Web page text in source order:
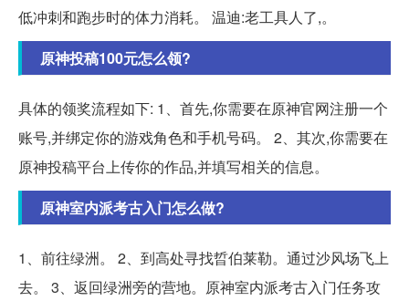
低冲刺和跑步时的体力消耗。 温迪:老工具人了,。
原神投稿100元怎么领?
具体的领奖流程如下: 1、首先,你需要在原神官网注册一个
账号,并绑定你的游戏角色和手机号码。 2、其次,你需要在
原神投稿平台上传你的作品,并填写相关的信息。
原神室内派考古入门怎么做?
1、前往绿洲。 2、到高处寻找晢伯莱勒。通过沙风场飞上
去。 3、返回绿洲旁的营地。原神室内派考古入门任务攻